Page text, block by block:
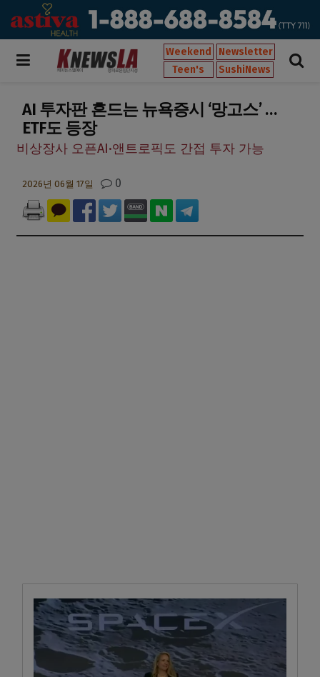
Weekend
Newsletter
Teen's
SushiNews
AI 투자판 흔드는 뉴욕증시 ‘망고스’ …
ETF도 등장
비상장사 오픈AI·앤트로픽도 간접 투자 가능
2026년 06월 17일 0